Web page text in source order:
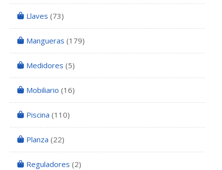
Llaves (73)
Mangueras (179)
Medidores (5)
Mobiliario (16)
Piscina (110)
Planza (22)
Reguladores (2)